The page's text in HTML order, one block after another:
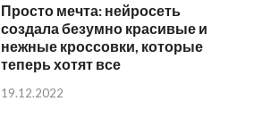
Просто мечта: нейросеть
создала безумно красивые и
нежные кроссовки, которые
теперь хотят все
19.12.2022